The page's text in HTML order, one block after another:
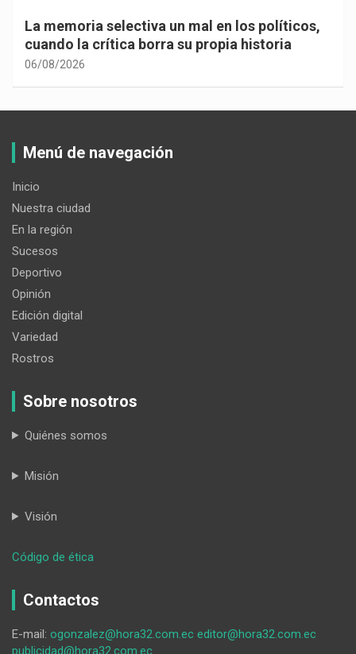
La memoria selectiva un mal en los políticos,
cuando la crítica borra su propia historia
06/08/2026
Menú de navegación
Inicio
Nuestra ciudad
En la región
Sucesos
Deportivo
Opinión
Edición digital
Variedad
Rostros
Sobre nosotros
Quiénes somos
Misión
Visión
Código de ética
iniciaron
una
Contactos
E-mail: ogonzalez@hora32.com.ec editor@hora32.com.ec
publicidad@hora32.com.ec